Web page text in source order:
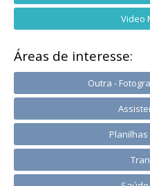
Video
Áreas de interesse:
Outra -